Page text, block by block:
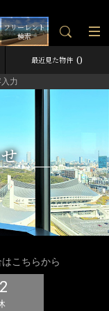
フリーレント
検索
最近見た物件 0
力
こちらから